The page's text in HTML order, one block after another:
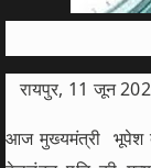
रायपुर, 11 जून
आज मुख्यमंत्री भूपेश